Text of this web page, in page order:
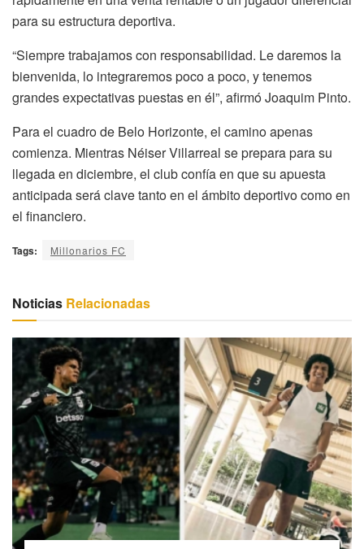
para su estructura deportiva.
“Siempre trabajamos con responsabilidad. Le daremos la
bienvenida, lo integraremos poco a poco, y tenemos
grandes expectativas puestas en él”, afirmó Joaquim Pinto.
Para el cuadro de Belo Horizonte, el camino apenas
comienza. Mientras Néiser Villarreal se prepara para su
llegada en diciembre, el club confía en que su apuesta
anticipada será clave tanto en el ámbito deportivo como en
el financiero.
Tags: Millonarios FC
Noticias Relacionadas